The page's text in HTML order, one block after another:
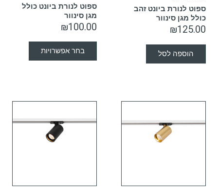
ספוט לנורת ביונט זהב
כולל מגן סינוור
₪125.00
הוספה לסל
ספוט לנורת ביונט כולל
מגן סינוור
₪100.00
בחר אפשרויות